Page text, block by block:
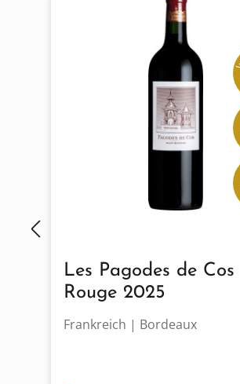
Les Pagodes de Cos
Rouge 2025
Frankreich | Bordeaux